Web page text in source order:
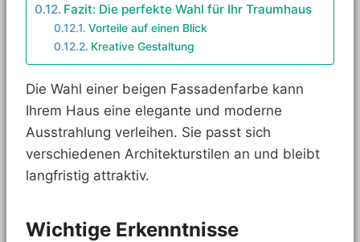
Fazit: Die perfekte Wahl für Ihr Traumhaus
Vorteile auf einen Blick
Kreative Gestaltung
Die Wahl einer beigen Fassadenfarbe kann
Ihrem Haus eine elegante und moderne
Ausstrahlung verleihen. Sie passt sich
verschiedenen Architekturstilen an und bleibt
langfristig attraktiv.
Wichtige Erkenntnisse